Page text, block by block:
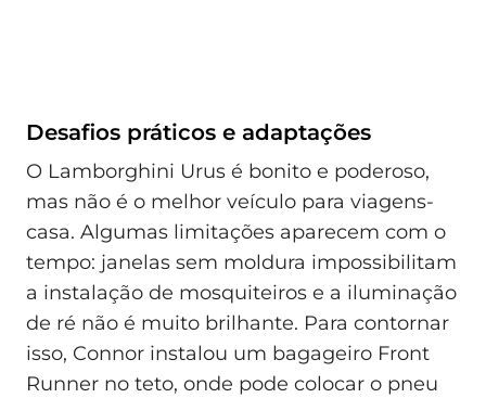
Desafios práticos e adaptações
O Lamborghini Urus é bonito e poderoso,
mas não é o melhor veículo para viagens-
casa. Algumas limitações aparecem com o
tempo: janelas sem moldura impossibilitam
a instalação de mosquiteiros e a iluminação
de ré não é muito brilhante. Para contornar
isso, Connor instalou um bagageiro Front
Runner no teto, onde pode colocar o pneu